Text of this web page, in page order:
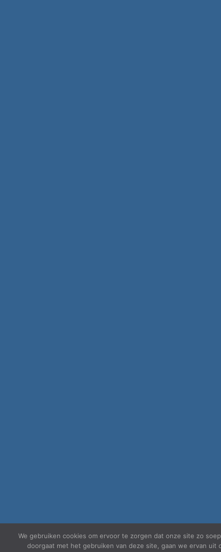
We gebruiken cookies om ervoor te zorgen dat onze site zo
doorgaat met het gebruiken van deze site, gaan we ervan uit